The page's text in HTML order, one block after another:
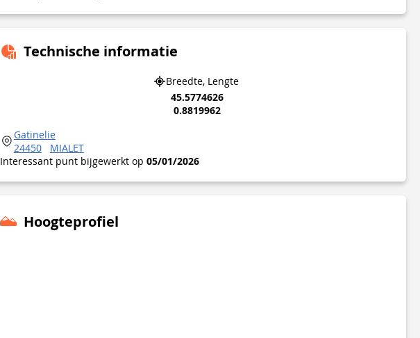
Technische informatie
Breedte, Lengte
45.5774626
0.8819962
Gatinelie
24450
MIALET
Interessant punt bijgewerkt op 05/01/2026
Hoogteprofiel